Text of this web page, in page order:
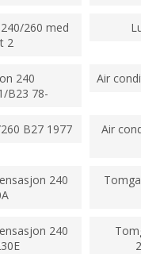
260 med
2
240
B23 78-
Air
B27 1977
Air
240
240